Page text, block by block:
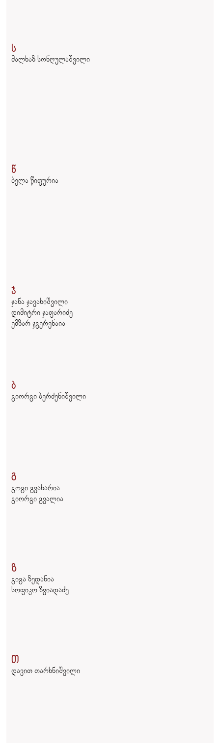
ს
მალხაზ სონღულაშვილი
წ
ბელა წიფურია
ჯ
ჯანა ჯავახიშვილი
დიმიტრი ჯაფარიძე
ემზარ ჯგერენაია
ბ
გიორგი ბერძენიშვილი
გ
გოგი გვახარია
გიორგი გვალია
ზ
გიგა ზედანია
სოფიკო ზვიადაძე
თ
დავით თარხნიშვილი